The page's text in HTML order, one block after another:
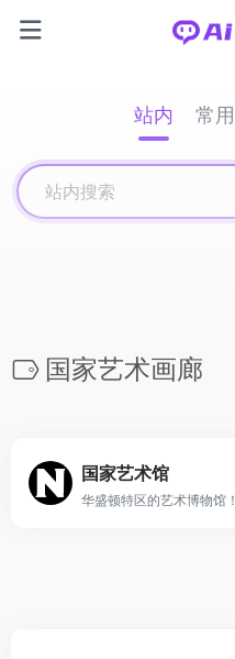
站内 常用
国家艺术画廊
国家艺术馆
华盛顿特区的艺术博物馆！